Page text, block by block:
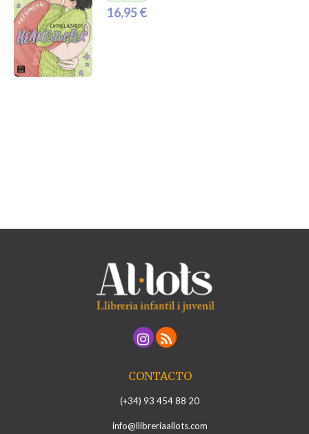
16,95 €
CONTACTO
(+34) 93 454 88 20
info@llibreriaallots.com